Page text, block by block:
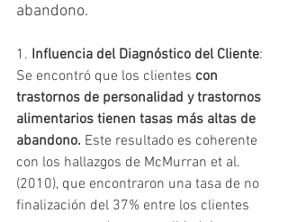
abandono.
1. Influencia del Diagnóstico del Cliente:
Se encontró que los clientes con
trastornos de personalidad y trastornos
alimentarios tienen tasas más altas de
abandono. Este resultado es coherente
con los hallazgos de McMurran et al.
(2010), que encontraron una tasa de no
finalización del 37% entre los clientes